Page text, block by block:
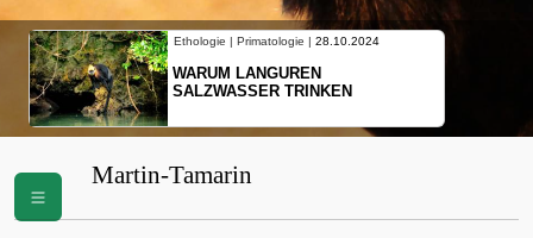
Ethologie | Primatologie | 28.10.2024
WARUM LANGUREN
SALZWASSER TRINKEN
Martin-Tamarin